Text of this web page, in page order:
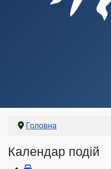
Головна
Календар подій